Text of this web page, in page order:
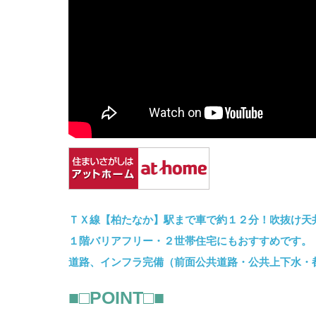
ＴＸ線【柏たなか】駅まで車で約１２分！吹抜け
１階バリアフリー・２世帯住宅にもおすすめです。
道路、インフラ完備（前面公共道路・公共上下水
■□POINT□■